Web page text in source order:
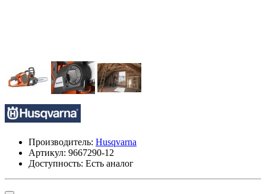
Производитель: Husqvarna
Артикул: 9667290-12
Доступность: Есть аналог